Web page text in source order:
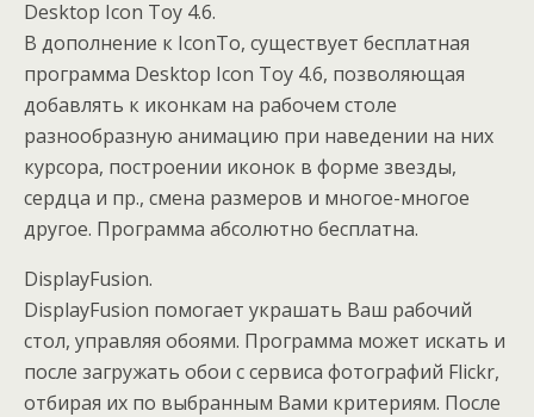
Desktop Icon Toy 4.6.
В дополнение к IconTo, существует бесплатная
программа Desktop Icon Toy 4.6, позволяющая
добавлять к иконкам на рабочем столе
разнообразную анимацию при наведении на них
курсора, построении иконок в форме звезды,
сердца и пр., смена размеров и многое-многое
другое. Программа абсолютно бесплатна.
DisplayFusion.
DisplayFusion помогает украшать Ваш рабочий
стол, управляя обоями. Программа может искать и
после загружать обои с сервиса фотографий Flickr,
отбирая их по выбранным Вами критериям. После